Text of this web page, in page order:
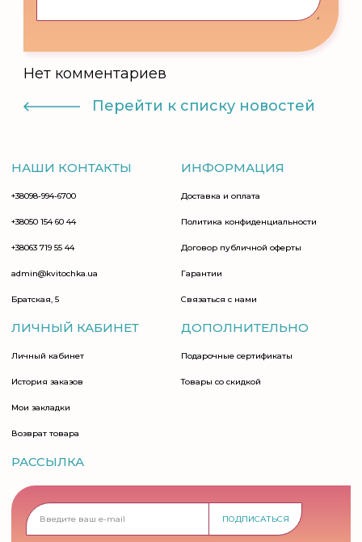
Нет комментариев
Перейти к списку новостей
НАШИ КОНТАКТЫ
+38098-994-6700
+38050 154 60 44
+38063 719 55 44
admin@kvitochka.ua
Братская, 5
ИНФОРМАЦИЯ
Доставка и оплата
Политика конфиденциальности
Договор публичной оферты
Гарантии
Связаться с нами
ЛИЧНЫЙ КАБИНЕТ
Личный кабинет
История заказов
Мои закладки
Возврат товара
ДОПОЛНИТЕЛЬНО
Подарочные сертификаты
Товары со скидкой
РАССЫЛКА
ПОДПИСАТЬСЯ